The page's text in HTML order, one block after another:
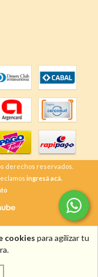
cookies para agilizar tu
derechos reservados.
ingresá acá.